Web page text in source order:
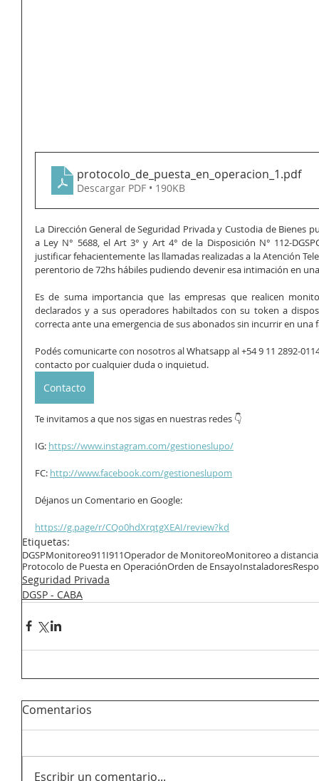
protocolo_de_puesta_en_operacion_1.pdf
Descargar PDF • 190KB
La Dirección General de Seguridad Privada y Custodia de Bienes
a Ley N° 5688, el Art 3° y Art 4° de la Disposición N° 112-
justificar fehacientemente las llamadas realizadas a la Atención
perentorio de 72hs hábiles pudiendo devenir esa intimación en
Es de suma importancia que las empresas que realicen
declarados y a sus operadores habiltados con su token a
correcta ante una emergencia de sus abonados sin incurrir en
Podés comunicarte con nosotros al Whatsapp al +54 9 11 2892-
contacto por cualquier duda o inquietud.
Contacto
Te invitamos a que nos sigas en nuestras redes 👇
IG: https://www.instagram.com/gestioneslupo/
FC: http://www.facebook.com/gestioneslupom
Déjanos un Comentario en Google:
https://g.page/r/CQo0hdXrqtgXEAI/review?kd
Etiquetas:
DGSPMonitoreo911I911Operador de MonitoreoMonitoreo a distancia
Protocolo de Puesta en OperaciónOrden de EnsayoInstaladores
Seguridad Privada
DGSP - CABA
Comentarios
Escribir un comentario...